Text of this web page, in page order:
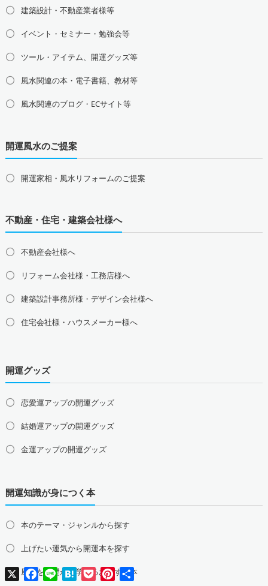
関東地方の占い師募集・求人
埼玉県の占い師募集・求人
千葉県の占い師募集・求人
茨城県の占い師募集・求人
栃木県の占い師募集・求人
山梨県の占い師募集・求人
新潟県の占い師募集・求人
東海地方の占い師募集・求人
愛知県の占い師募集・求人
岐阜県の占い師募集・求人
三重県の占い師募集・求人
静岡県の占い師募集・求人
富山県の占い師募集・求人
石川県の占い師募集・求人
福井県の占い師募集・求人
関西地方の占い師募集・求人
大阪府の占い師募集・求人
兵庫県の占い師募集・求人
奈良県の占い師募集・求人
和歌山県の占い師募集・求人
中国地方の占い師募集・求人
山口県の占い師募集・求人
四国地方の占い師募集・求人
愛媛県の占い師募集・求人
九州地方の占い師募集・求人
大分県の占い師募集・求人
建築設計・不動産業者様等
イベント・セミナー・勉強会等
ツール・アイテム、開運グッズ等
風水関連の本・電子書籍、教材等
風水関連のブログ・ECサイト等
開運風水のご提案
開運家相・風水リフォームのご提案
不動産・住宅・建築会社様へ
不動産会社様へ
リフォーム会社様・工務店様へ
建築設計事務所様・デザイン会社様へ
住宅会社様・ハウスメーカー様へ
開運グッズ
恋愛運アップの開運グッズ
結婚運アップの開運グッズ
金運アップの開運グッズ
健康運アップの開運グッズ
家庭運・家族運アップの開運グッズ
総合運・全体運アップの開運グッズ
2026年干支の午・馬の開運グッズ
開運知識が身につく本
本のテーマ・ジャンルから探す
上げたい運気から開運本を探す
風水を基礎から学べるおすすめ本
X Facebook
Line HatenaPocketPinterest
共